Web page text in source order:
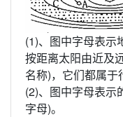
(1)、图中字母表示
按距离太阳由近及
名称)，它们都属于
(2)、图中字母表示
字母)。